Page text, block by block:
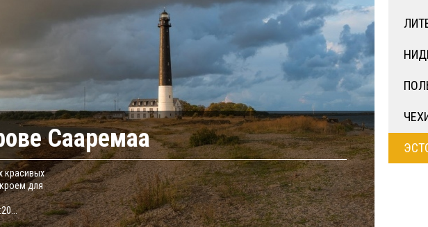
Сааремаа
красивых
для